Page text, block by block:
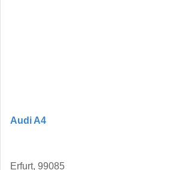
Audi A4
Erfurt, 99085